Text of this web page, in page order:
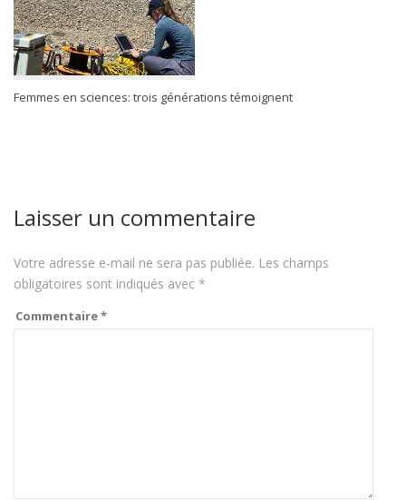
Femmes en sciences: trois générations témoignent
Laisser un commentaire
Votre adresse e-mail ne sera pas publiée. Les champs
obligatoires sont indiqués avec *
Commentaire*